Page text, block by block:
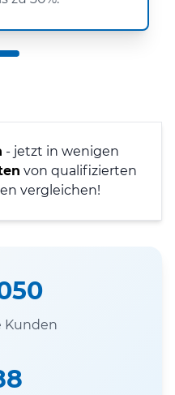
- jetzt in wenigen
von qualifizierten
vergleichen!
Kunden